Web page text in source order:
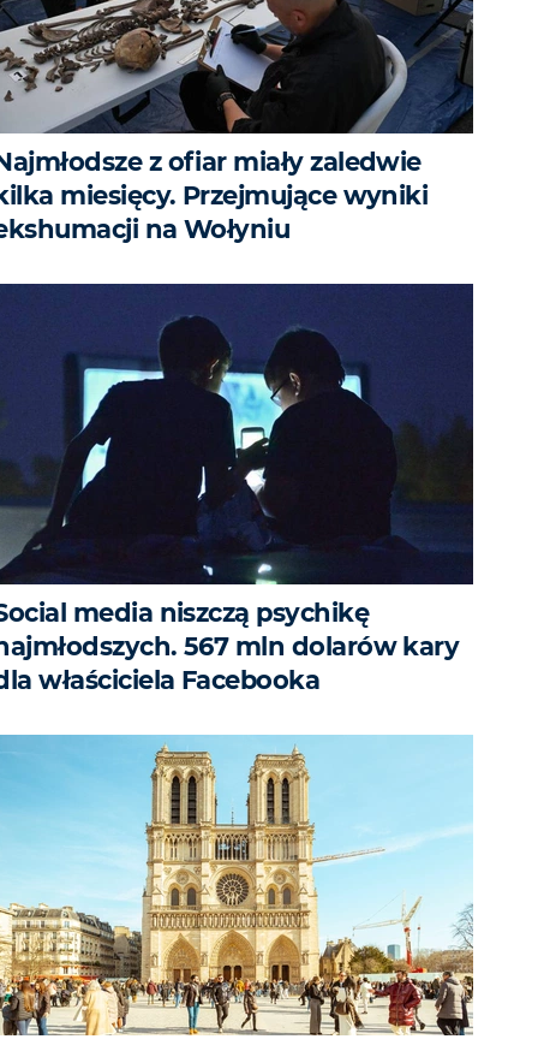
z ofiar miały zaledwie
miesięcy. Przejmujące wyniki
na Wołyniu
media niszczą psychikę
567 mln dolarów kary
właściciela Facebooka